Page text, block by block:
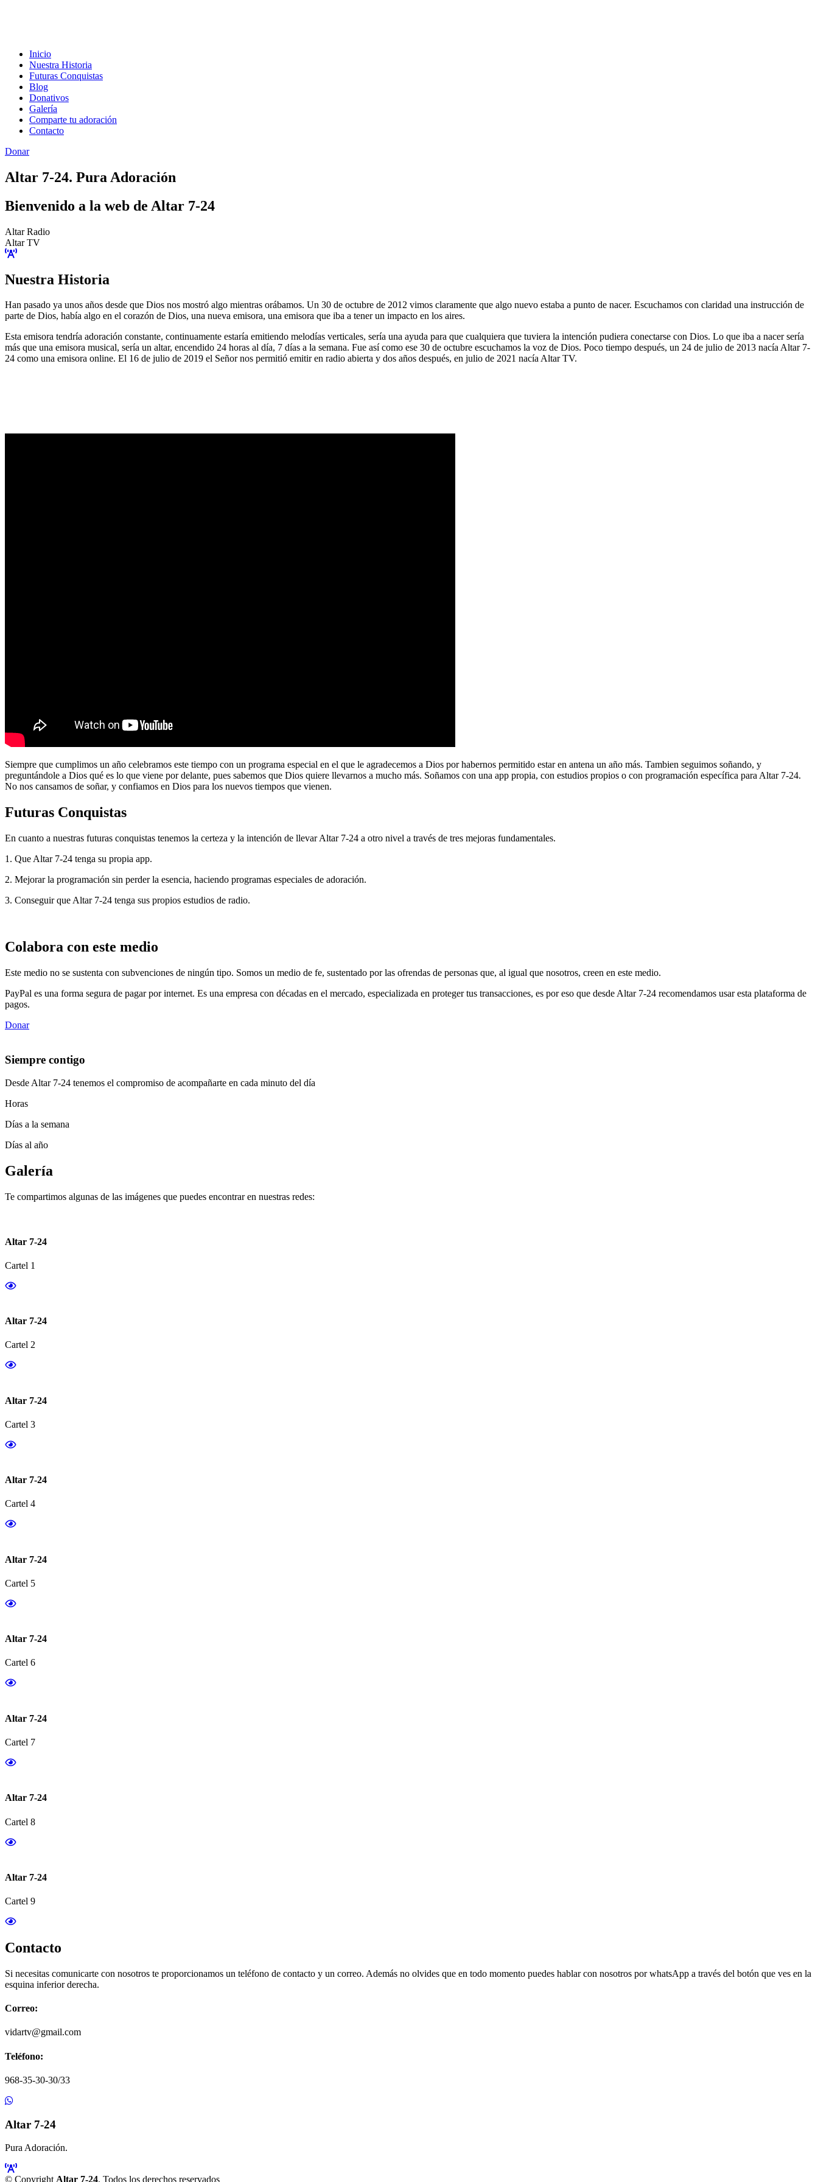
Inicio
Nuestra Historia
Futuras Conquistas
Blog
Donativos
Galería
Comparte tu adoración
Contacto
Donar
Altar 7-24. Pura Adoración
Bienvenido a la web de Altar 7-24
Altar Radio
Altar TV
Nuestra Historia
Han pasado ya unos años desde que Dios nos mostró algo mientras orábamos. Un 30 de octubre de 2012 vimos claramente que algo nuevo estaba a punto de nacer. Escuchamos con claridad una instrucción de
parte de Dios, había algo en el corazón de Dios, una nueva emisora, una emisora que iba a tener un impacto en los aires.
Esta emisora tendría adoración constante, continuamente estaría emitiendo melodías verticales, sería una ayuda para que cualquiera que tuviera la intención pudiera conectarse con Dios. Lo que iba a nacer sería
más que una emisora musical, sería un altar, encendido 24 horas al día, 7 días a la semana. Fue así como ese 30 de octubre escuchamos la voz de Dios. Poco tiempo después, un 24 de julio de 2013 nacía Altar 7-
24 como una emisora online. El 16 de julio de 2019 el Señor nos permitió emitir en radio abierta y dos años después, en julio de 2021 nacía Altar TV.
Siempre que cumplimos un año celebramos este tiempo con un programa especial en el que le agradecemos a Dios por habernos permitido estar en antena un año más. Tambien seguimos soñando, y
preguntándole a Dios qué es lo que viene por delante, pues sabemos que Dios quiere llevarnos a mucho más. Soñamos con una app propia, con estudios propios o con programación específica para Altar 7-24.
No nos cansamos de soñar, y confiamos en Dios para los nuevos tiempos que vienen.
Futuras Conquistas
En cuanto a nuestras futuras conquistas tenemos la certeza y la intención de llevar Altar 7-24 a otro nivel a través de tres mejoras fundamentales.
1. Que Altar 7-24 tenga su propia app.
2. Mejorar la programación sin perder la esencia, haciendo programas especiales de adoración.
3. Conseguir que Altar 7-24 tenga sus propios estudios de radio.
Colabora con este medio
Este medio no se sustenta con subvenciones de ningún tipo. Somos un medio de fe, sustentado por las ofrendas de personas que, al igual que nosotros, creen en este medio.
PayPal es una forma segura de pagar por internet. Es una empresa con décadas en el mercado, especializada en proteger tus transacciones, es por eso que desde Altar 7-24 recomendamos usar esta plataforma de
pagos.
Donar
Siempre contigo
Desde Altar 7-24 tenemos el compromiso de acompañarte en cada minuto del día
Horas
Días a la semana
Días al año
Galería
Te compartimos algunas de las imágenes que puedes encontrar en nuestras redes:
Altar 7-24
Cartel 1
Altar 7-24
Cartel 2
Altar 7-24
Cartel 3
Altar 7-24
Cartel 4
Altar 7-24
Cartel 5
Altar 7-24
Cartel 6
Altar 7-24
Cartel 7
Altar 7-24
Cartel 8
Altar 7-24
Cartel 9
Contacto
Si necesitas comunicarte con nosotros te proporcionamos un teléfono de contacto y un correo. Además no olvides que en todo momento puedes hablar con nosotros por whatsApp a través del botón que ves en la
esquina inferior derecha.
Correo:
vidartv@gmail.com
Teléfono:
968-35-30-30/33
Altar 7-24
Pura Adoración.
© Copyright Altar 7-24. Todos los derechos reservados